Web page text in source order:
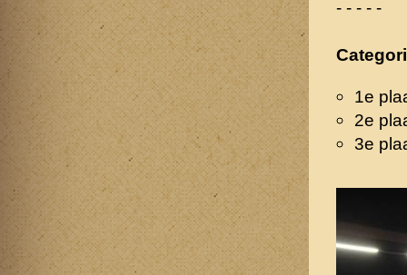
- - - - -
1e
2e
3e